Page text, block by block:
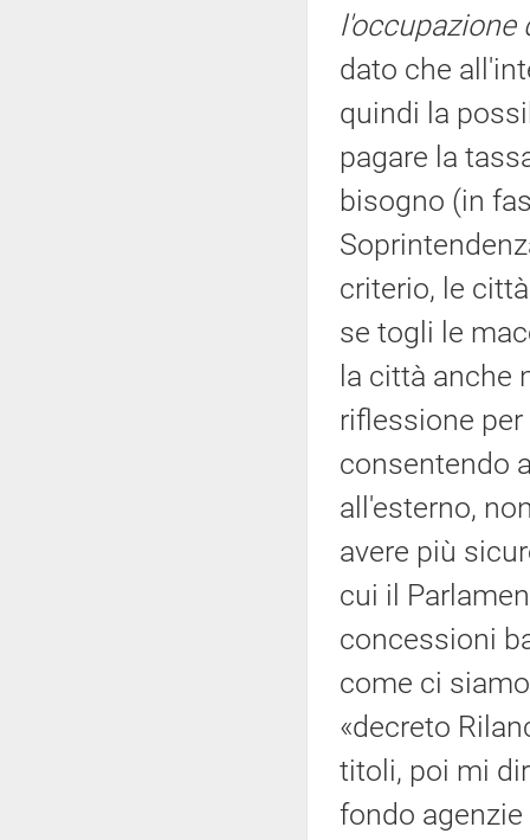
l'occupazione
dato che
quindi la
pagare la
bisogno (in
criterio, le
se togli le
la città anche
riflessione
consentendo
all'esterno,
avere più
cui il
concessioni
come ci
«decreto
titoli, poi mi
fondo